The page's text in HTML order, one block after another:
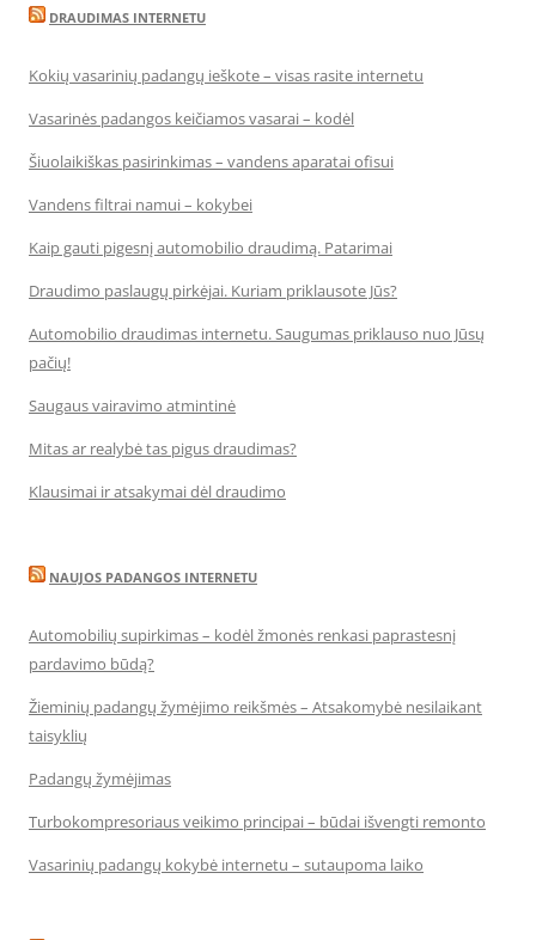
DRAUDIMAS INTERNETU
Kokių vasarinių padangų ieškote – visas rasite internetu
Vasarinės padangos keičiamos vasarai – kodėl
Šiuolaikiškas pasirinkimas – vandens aparatai ofisui
Vandens filtrai namui – kokybei
Kaip gauti pigesnį automobilio draudimą. Patarimai
Draudimo paslaugų pirkėjai. Kuriam priklausote Jūs?
Automobilio draudimas internetu. Saugumas priklauso nuo Jūsų
pačių!
Saugaus vairavimo atmintinė
Mitas ar realybė tas pigus draudimas?
Klausimai ir atsakymai dėl draudimo
NAUJOS PADANGOS INTERNETU
Automobilių supirkimas – kodėl žmonės renkasi paprastesnį
pardavimo būdą?
Žieminių padangų žymėjimo reikšmės – Atsakomybė nesilaikant
taisyklių
Padangų žymėjimas
Turbokompresoriaus veikimo principai – būdai išvengti remonto
Vasarinių padangų kokybė internetu – sutaupoma laiko